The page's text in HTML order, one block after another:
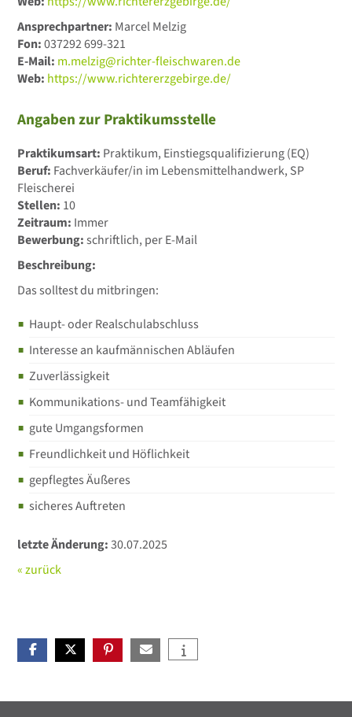
Ansprechpartner: Marcel Melzig
Fon:037292 699-321
E-Mail: m.melzig@richter-fleischwaren.de
Web: https://www.richtererzgebirge.de/
Angaben zur Praktikumsstelle
Praktikumsart: Praktikum, Einstiegsqualifizierung (EQ)
Beruf: Fachverkäufer/in im Lebensmittelhandwerk, SP
Fleischerei
Stellen: 10
Zeitraum: Immer
Bewerbung:schriftlich, per E-Mail
Beschreibung:
Das solltest du mitbringen:
Haupt- oder Realschulabschluss
Interesse an kaufmännischen Abläufen
Zuverlässigkeit
Kommunikations- und Teamfähigkeit
gute Umgangsformen
Freundlichkeit und Höflichkeit
gepflegtes Äußeres
sicheres Auftreten
letzte Änderung:30.07.2025
« zurück